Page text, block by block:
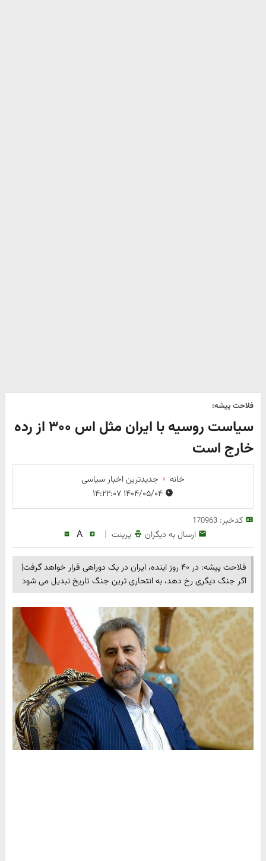
فلاحت پیشه:
سیاست روسیه با ایران مثل اس ۳۰۰ از رده
خارج است
خانه
جدیدترین اخبار سیاسی
۱۴۰۴/۰۵/۰۴ ۱۴:۲۲:۰۷
کدخبر:170963
ارسال به دیگران پرینت |
A
فلاحت پیشه: در ۴۰ روز اینده، ایران در یک دوراهی قرار خواهد گرفت|
اگر جنگ دیگری رخ دهد، به انتحاری ترین جنگ تاریخ تبدیل می شود